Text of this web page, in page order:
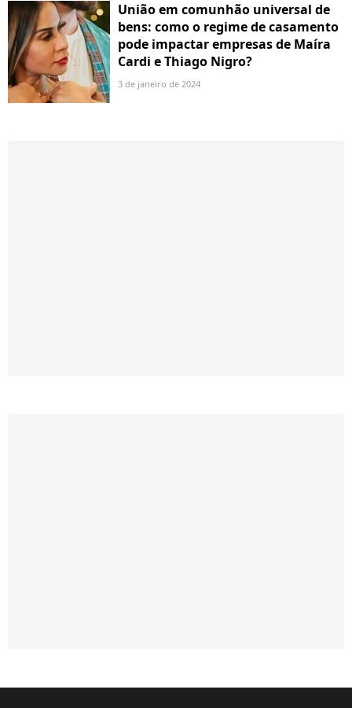
União em comunhão universal de
bens: como o regime de casamento
pode impactar empresas de Maíra
Cardi e Thiago Nigro?
3 de janeiro de 2024